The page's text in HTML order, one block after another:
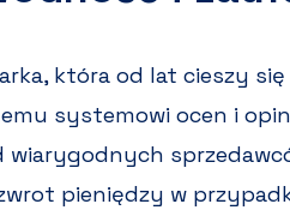
która od lat cieszy się
systemowi ocen i
pieniędzy w